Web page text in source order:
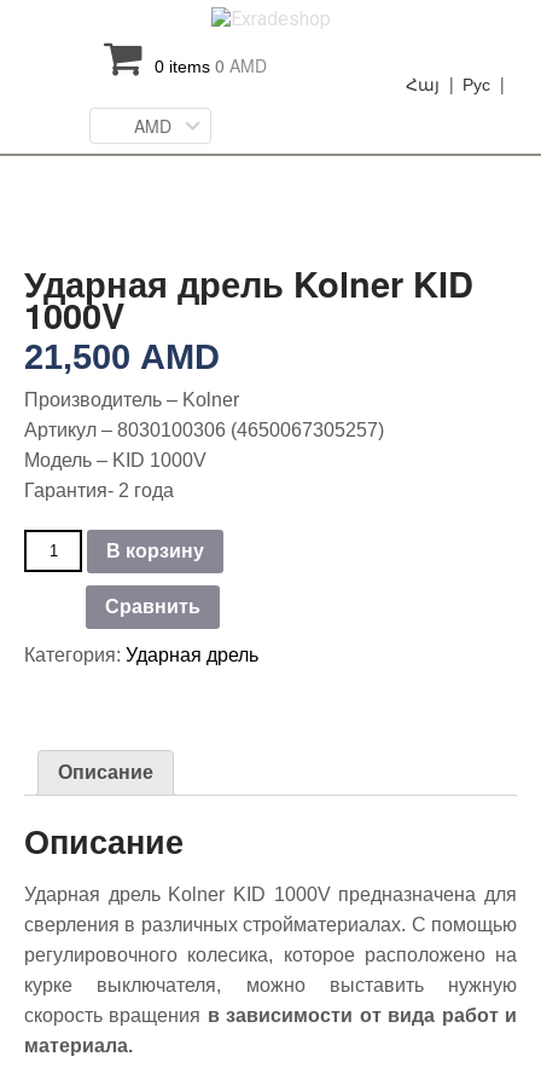
0 items 0 AMD
Рус |
Հայ |
AMD
Ударная дрель Kolner KID
1000V
21,500 AMD
Производитель – Kolner
Артикул – 8030100306 (4650067305257)
Модель – KID 1000V
Гарантия- 2 года
Количество
Ударная
KID
В корзину
Сравнить
Категория: Ударная дрель
Описание
Описание
Ударная дрель Kolner KID 1000V предназначена для
сверления в различных стройматериалах. С помощью
регулировочного колесика, которое расположено на
курке выключателя, можно выставить нужную
скорость вращения в зависимости от вида работ и
материала.